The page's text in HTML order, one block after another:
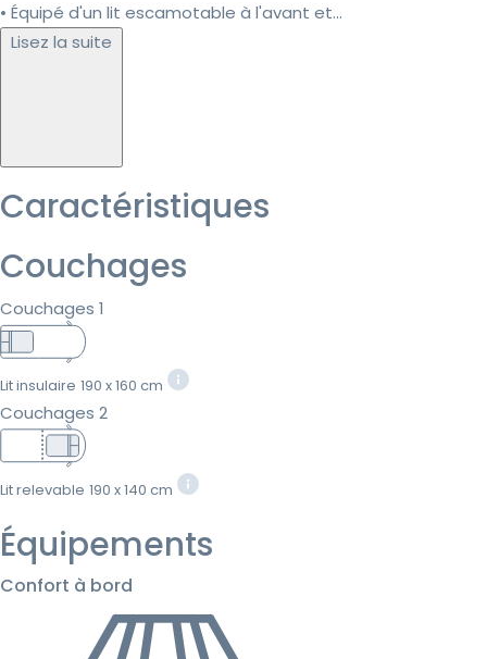
• Équipé d'un lit escamotable à l'avant et...
Lisez la suite
Caractéristiques
Couchages
Couchages 1
Lit insulaire 190 x 160 cm
Couchages 2
Lit relevable 190 x 140 cm
Équipements
Confort à bord